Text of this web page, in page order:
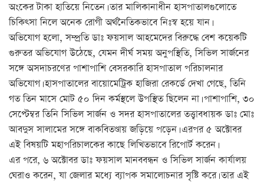
অংকের টাকা হাতিয়ে নিতেন। তার মালিকানাধীন হাসপাতালগুলোতে
চিকিৎসা নিলে অনেক রোগী অর্থনৈতিকভাবে নিঃস্ব হয়ে যান।
অভিযোগ হলো, সম্প্রতি ডাঃ ফয়সাল আহমেদের বিরুদ্ধে বেশ কয়েকটি
গুরুতর অভিযোগ উঠেছে, যেমন দীর্ঘ সময় অনুপস্থিতি, সিভিল সার্জনের
সঙ্গে অসদাচরণের পাশাপাশি বেসরকারি হাসপাতাল পরিচালনার
অভিযোগ। হাসপাতালের বায়োমেট্রিক হাজিরা রেকর্ডে দেখা গেছে, তিনি
গত তিন মাসে মোট ৫০ দিন কর্মস্থলে উপস্থিত ছিলেন না। পাশাপাশি, ৩০
সেপ্টেম্বর তিনি সিভিল সার্জন ও সদর হাসপাতালের তত্ত্বাবধায়ক ডাঃ মোঃ
আবদুস সালামের সঙ্গে বাকবিতণ্ডায় জড়িয়ে পড়েন। এরপর ৫ অক্টোবর
এই বিষয়টি মহাপরিচালকের কাছে লিখিতভাবে রিপোর্ট করেন।
এর পরে, ৬ অক্টোবর ডাঃ ফয়সাল মানববন্ধন ও সিভিল সার্জন কার্যালয়
ঘেরাও করেন, যা জেলার মধ্যে ব্যাপক সমালোচনার সৃষ্টি করে। তার এই